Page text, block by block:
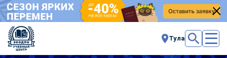
Тула